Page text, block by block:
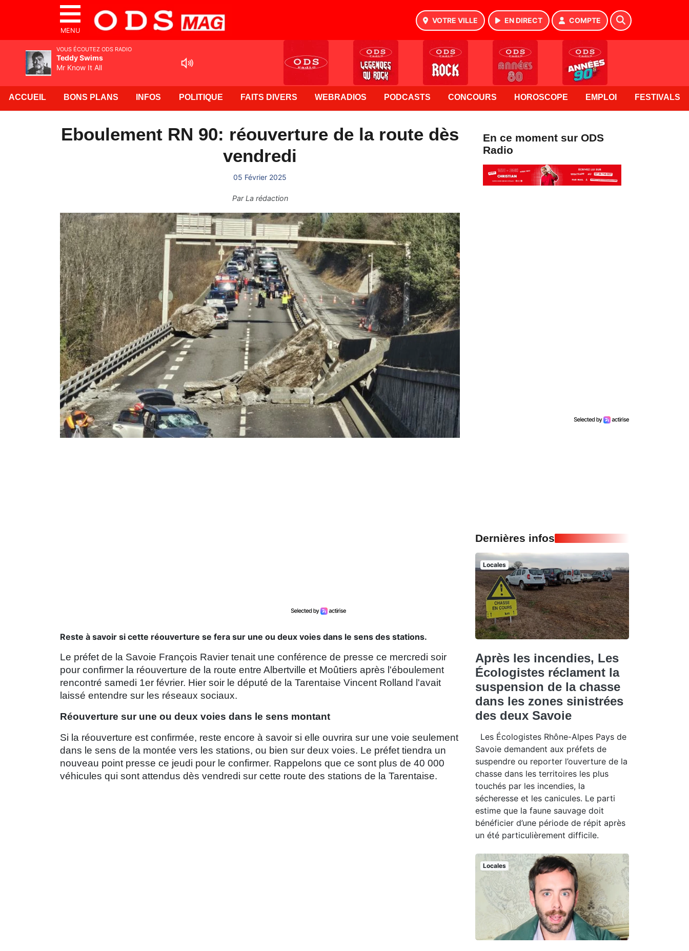
MENU
VOTRE VILLE EN DIRECT COMPTE
ACCUEIL BONS PLANS INFOS POLITIQUE FAITS DIVERS WEBRADIOS PODCASTS CONCOURS HOROSCOPE EMPLOI FESTIVALS
Eboulement RN 90: réouverture de la route dès
vendredi
05 Février 2025
ParLa rédaction
Reste à savoir si cette réouverture se fera sur une ou deux voies dans le sens des stations.
Le préfet de la Savoie François Ravier tenait une conférence de presse ce mercredi soir
pour confirmer la réouverture de la route entre Albertville et Moûtiers après l'éboulement
rencontré samedi 1er février. Hier soir le député de la Tarentaise Vincent Rolland l'avait
laissé entendre sur les réseaux sociaux.
Réouverture sur une ou deux voies dans le sens montant
Si la réouverture est confirmée, reste encore à savoir si elle ouvrira sur une voie seulement
dans le sens de la montée vers les stations, ou bien sur deux voies. Le préfet tiendra un
nouveau point presse ce jeudi pour le confirmer. Rappelons que ce sont plus de 40 000
véhicules qui sont attendus dès vendredi sur cette route des stations de la Tarentaise.
En ce moment sur ODS
Radio
Dernières infos
Locales
Après les incendies, Les
Écologistes réclament la
suspension de la chasse
dans les zones sinistrées
des deux Savoie
Les Écologistes Rhône-Alpes Pays de
Savoie demandent aux préfets de
suspendre ou reporter l’ouverture de la
chasse dans les territoires les plus
touchés par les incendies, la
sécheresse et les canicules. Le parti
estime que la faune sauvage doit
bénéficier d’une période de répit après
un été particulièrement difficile.
Locales
VOUS ÉCOUTEZ ODS RADIO
Teddy Swims
Mr Know It All